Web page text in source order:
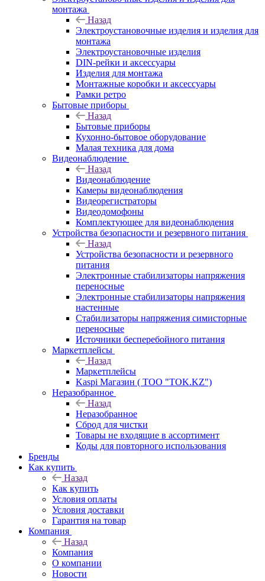
монтажа
Назад
Электроустановочные изделия и изделия для
монтажа
Электроустановочные изделия
DIN-рейки и аксессуары
Изделия для монтажа
Монтажные коробки и аксессуары
Рамки ретро
Бытовые приборы
Назад
Бытовые приборы
Кухонно-бытовое оборудование
Малая техника для дома
Видеонаблюдение
Назад
Видеонаблюдение
Камеры видеонаблюдения
Видеорегистраторы
Видеодомофоны
Комплектующее для видеонаблюдения
Устройства безопасности и резервного питания
Назад
Устройства безопасности и резервного
питания
Электронные стабилизаторы напряжения
переносные
Электронные стабилизаторы напряжения
настенные
Стабилизаторы напряжения симисторные
переносные
Источники бесперебойного питания
Маркетплейсы
Назад
Маркетплейсы
Kaspi Магазин ( ТОО "TOK.KZ")
Неразобранное
Назад
Неразобранное
Сброд для чистки
Товары не входящие в ассортимент
Коды для повторного использования
Бренды
Как купить
Назад
Как купить
Условия оплаты
Условия доставки
Гарантия на товар
Компания
Назад
Компания
О компании
Новости